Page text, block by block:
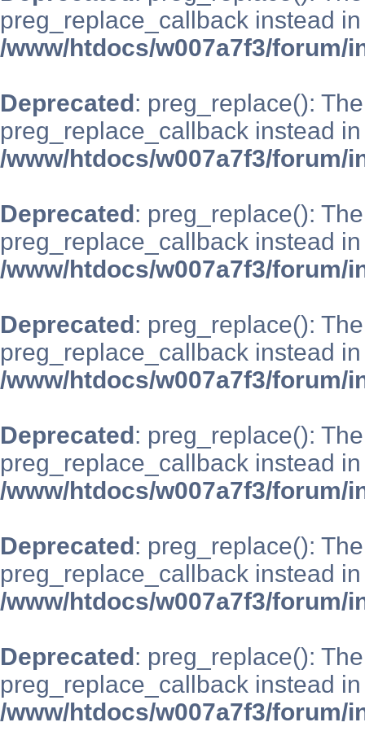
preg_replace_callback instead in
/www/htdocs/w007a7f3/forum/
Deprecated: preg_replace():
preg_replace_callback instead in
/www/htdocs/w007a7f3/forum/
Deprecated: preg_replace():
preg_replace_callback instead in
/www/htdocs/w007a7f3/forum/
Deprecated: preg_replace():
preg_replace_callback instead in
/www/htdocs/w007a7f3/forum/
Deprecated: preg_replace():
preg_replace_callback instead in
/www/htdocs/w007a7f3/forum/
Deprecated: preg_replace():
preg_replace_callback instead in
/www/htdocs/w007a7f3/forum/
Deprecated: preg_replace():
preg_replace_callback instead in
/www/htdocs/w007a7f3/forum/